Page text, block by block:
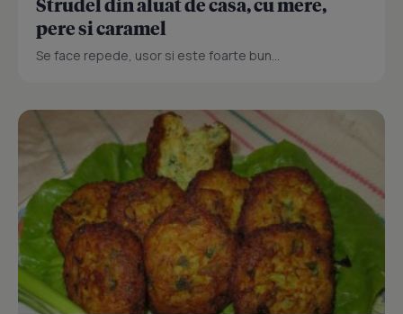
pere si caramel
Se face repede, usor si este foarte bun...